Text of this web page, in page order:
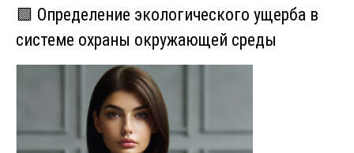
🟩 Определение экологического ущерба в
системе охраны окружающей среды